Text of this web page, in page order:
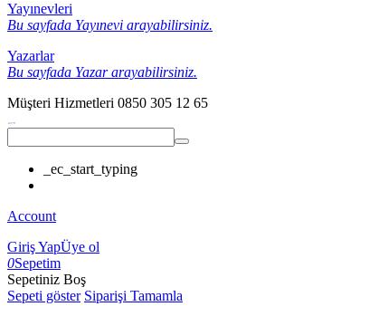
Yayınevleri
Bu sayfada Yayınevi arayabilirsiniz.
Yazarlar
Bu sayfada Yazar arayabilirsiniz.
Müşteri Hizmetleri 0850 305 12 65
_ec_start_typing
Account
Giriş YapÜye ol
0Sepetim
Sepetiniz Boş
Sepeti göster Siparişi Tamamla